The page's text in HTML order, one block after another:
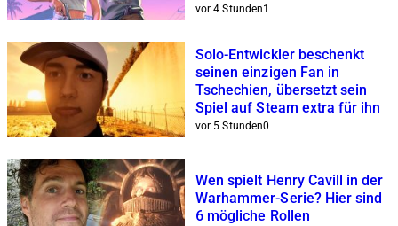
vor 4 Stunden1
Solo-Entwickler beschenkt
seinen einzigen Fan in
Tschechien, übersetzt sein
Spiel auf Steam extra für ihn
vor 5 Stunden0
Wen spielt Henry Cavill in der
Warhammer-Serie? Hier sind
6 mögliche Rollen